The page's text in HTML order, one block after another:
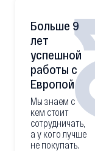
Больше 9
лет
успешной
работы с
Европой
Мы знаем с
кем стоит
сотрудничать,
а у кого лучше
не покупать.